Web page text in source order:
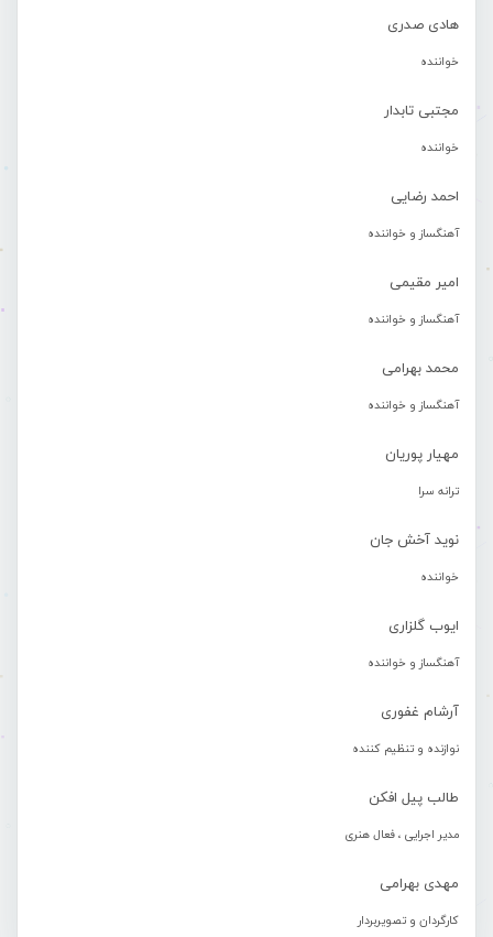
هادی صدری
خواننده
مجتبی تابدار
خواننده
احمد رضایی
آهنگساز و خواننده
امیر مقیمی
آهنگساز و خواننده
محمد بهرامی
آهنگساز و خواننده
مهیار پوریان
ترانه سرا
نوید آخش جان
خواننده
ایوب گلزاری
آهنگساز و خواننده
آرشام غفوری
نوازنده و تنظیم کننده
طالب پیل افکن
مدیر اجرایی ، فعال هنری
مهدی بهرامی
کارگردان و تصویربردار